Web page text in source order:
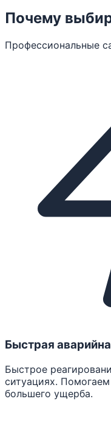
Почему
Профессиональные
Быстрая
Быстрое
ситуациях.
большего ущерба.